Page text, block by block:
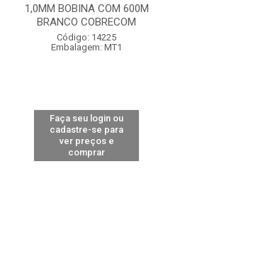
1,0MM BOBINA COM 600M
BRANCO COBRECOM
Código: 14225
Embalagem: MT1
Faça seu login ou
cadastre-se para
ver preços e
comprar